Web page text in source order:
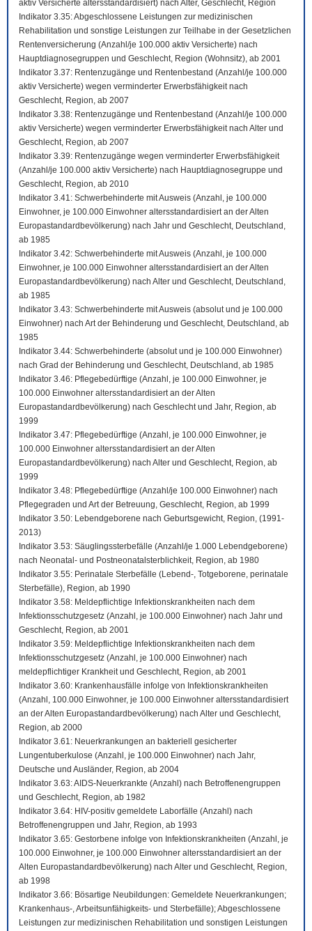
aktiv Versicherte altersstandardisiert) nach Alter, Geschlecht, Region
Indikator 3.35: Abgeschlossene Leistungen zur medizinischen
Rehabilitation und sonstige Leistungen zur Teilhabe in der Gesetzlichen
Rentenversicherung (Anzahl/je 100.000 aktiv Versicherte) nach
Hauptdiagnosegruppen und Geschlecht, Region (Wohnsitz), ab 2001
Indikator 3.37: Rentenzugänge und Rentenbestand (Anzahl/je 100.000
aktiv Versicherte) wegen verminderter Erwerbsfähigkeit nach
Geschlecht, Region, ab 2007
Indikator 3.38: Rentenzugänge und Rentenbestand (Anzahl/je 100.000
aktiv Versicherte) wegen verminderter Erwerbsfähigkeit nach Alter und
Geschlecht, Region, ab 2007
Indikator 3.39: Rentenzugänge wegen verminderter Erwerbsfähigkeit
(Anzahl/je 100.000 aktiv Versicherte) nach Hauptdiagnosegruppe und
Geschlecht, Region, ab 2010
Indikator 3.41: Schwerbehinderte mit Ausweis (Anzahl, je 100.000
Einwohner, je 100.000 Einwohner altersstandardisiert an der Alten
Europastandardbevölkerung) nach Jahr und Geschlecht, Deutschland,
ab 1985
Indikator 3.42: Schwerbehinderte mit Ausweis (Anzahl, je 100.000
Einwohner, je 100.000 Einwohner altersstandardisiert an der Alten
Europastandardbevölkerung) nach Alter und Geschlecht, Deutschland,
ab 1985
Indikator 3.43: Schwerbehinderte mit Ausweis (absolut und je 100.000
Einwohner) nach Art der Behinderung und Geschlecht, Deutschland, ab
1985
Indikator 3.44: Schwerbehinderte (absolut und je 100.000 Einwohner)
nach Grad der Behinderung und Geschlecht, Deutschland, ab 1985
Indikator 3.46: Pflegebedürftige (Anzahl, je 100.000 Einwohner, je
100.000 Einwohner altersstandardisiert an der Alten
Europastandardbevölkerung) nach Geschlecht und Jahr, Region, ab
1999
Indikator 3.47: Pflegebedürftige (Anzahl, je 100.000 Einwohner, je
100.000 Einwohner altersstandardisiert an der Alten
Europastandardbevölkerung) nach Alter und Geschlecht, Region, ab
1999
Indikator 3.48: Pflegebedürftige (Anzahl/je 100.000 Einwohner) nach
Pflegegraden und Art der Betreuung, Geschlecht, Region, ab 1999
Indikator 3.50: Lebendgeborene nach Geburtsgewicht, Region, (1991-
2013)
Indikator 3.53: Säuglingssterbefälle (Anzahl/je 1.000 Lebendgeborene)
nach Neonatal- und Postneonatalsterblichkeit, Region, ab 1980
Indikator 3.55: Perinatale Sterbefälle (Lebend-, Totgeborene, perinatale
Sterbefälle), Region, ab 1990
Indikator 3.58: Meldepflichtige Infektionskrankheiten nach dem
Infektionsschutzgesetz (Anzahl, je 100.000 Einwohner) nach Jahr und
Geschlecht, Region, ab 2001
Indikator 3.59: Meldepflichtige Infektionskrankheiten nach dem
Infektionsschutzgesetz (Anzahl, je 100.000 Einwohner) nach
meldepflichtiger Krankheit und Geschlecht, Region, ab 2001
Indikator 3.60: Krankenhausfälle infolge von Infektionskrankheiten
(Anzahl, 100.000 Einwohner, je 100.000 Einwohner altersstandardisiert
an der Alten Europastandardbevölkerung) nach Alter und Geschlecht,
Region, ab 2000
Indikator 3.61: Neuerkrankungen an bakteriell gesicherter
Lungentuberkulose (Anzahl, je 100.000 Einwohner) nach Jahr,
Deutsche und Ausländer, Region, ab 2004
Indikator 3.63: AIDS-Neuerkrankte (Anzahl) nach Betroffenengruppen
und Geschlecht, Region, ab 1982
Indikator 3.64: HIV-positiv gemeldete Laborfälle (Anzahl) nach
Betroffenengruppen und Jahr, Region, ab 1993
Indikator 3.65: Gestorbene infolge von Infektionskrankheiten (Anzahl, je
100.000 Einwohner, je 100.000 Einwohner altersstandardisiert an der
Alten Europastandardbevölkerung) nach Alter und Geschlecht, Region,
ab 1998
Indikator 3.66: Bösartige Neubildungen: Gemeldete Neuerkrankungen;
Krankenhaus-, Arbeitsunfähigkeits- und Sterbefälle); Abgeschlossene
Leistungen zur medizinischen Rehabilitation und sonstigen Leistungen